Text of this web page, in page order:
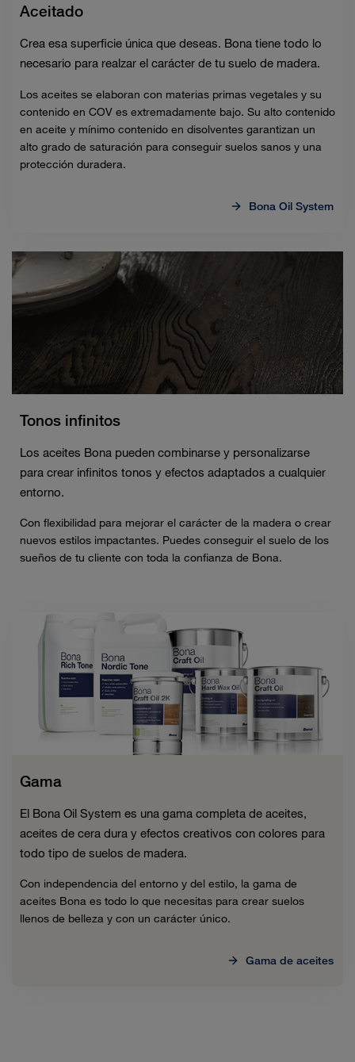
Aceitado
Crea esa superficie única que deseas. Bona tiene todo lo
necesario para realzar el carácter de tu suelo de madera.
Los aceites se elaboran con materias primas vegetales y su
contenido en COV es extremadamente bajo. Su alto contenido
en aceite y mínimo contenido en disolventes garantizan un
alto grado de saturación para conseguir suelos sanos y una
protección duradera.
Bona Oil System
Tonos infinitos
Los aceites Bona pueden combinarse y personalizarse
para crear infinitos tonos y efectos adaptados a cualquier
entorno.
Con flexibilidad para mejorar el carácter de la madera o crear
nuevos estilos impactantes. Puedes conseguir el suelo de los
sueños de tu cliente con toda la confianza de Bona.
Gama
El Bona Oil System es una gama completa de aceites,
aceites de cera dura y efectos creativos con colores para
todo tipo de suelos de madera.
Con independencia del entorno y del estilo, la gama de
aceites Bona es todo lo que necesitas para crear suelos
llenos de belleza y con un carácter único.
Gama de aceites